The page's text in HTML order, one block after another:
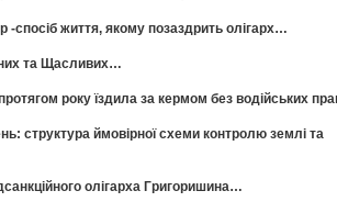
-спосіб життя, якому позаздрить олігарх…
та Щасливих…
року їздила за кермом без водійських
структура ймовірної схеми контролю землі та
олігарха Григоришина…